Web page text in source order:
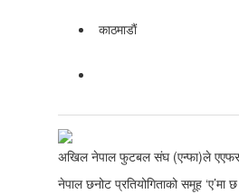
काठमाडाैं
अखिल नेपाल फुटबल संघ (एन्फा)ले एएफसी
नेपाल छनोट प्रतियोगिताको समूह